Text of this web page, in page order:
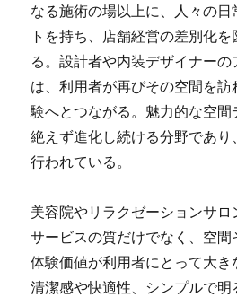
なる施術の場以上に、人々の日
トを持ち、店舗経営の差別化
る。設計者や内装デザイナーの
は、利用者が再びその空間を
験へとつながる。魅力的な空間
絶えず進化し続ける分野であり
行われている。
美容院やリラクゼーションサロ
サービスの質だけでなく、空
体験価値が利用者にとって大き
清潔感や快適性、シンプルで